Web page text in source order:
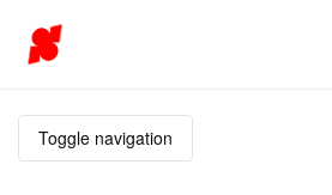
Toggle navigation